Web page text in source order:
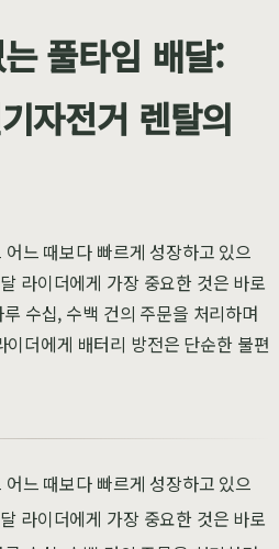
풀타임 배달:
자전거 렌탈의
느 때보다 빠르게 성장하고 있으
라이더에게 가장 중요한 것은 바로
수십, 수백 건의 주문을 처리하며
더에게 배터리 방전은 단순한 불편
느 때보다 빠르게 성장하고 있으
라이더에게 가장 중요한 것은 바로